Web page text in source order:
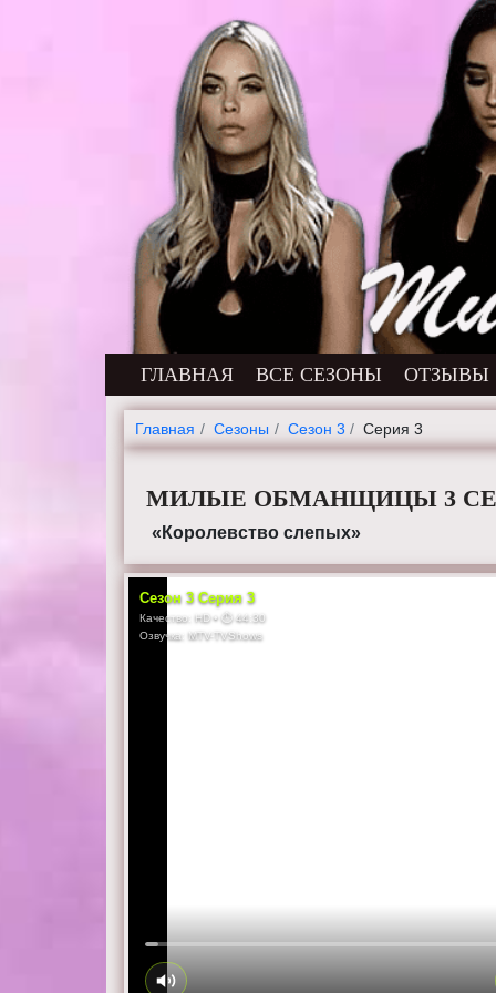
ГЛАВНАЯ ВСЕ СЕЗОНЫ ОТЗЫВЫ
Главная Cезоны Сезон 3 Серия 3
МИЛЫЕ ОБМАНЩИЦЫ 3
«Королевство слепых»
Сезон3 Серия3
Качество:HD• ⏱ 44:30
Озвучка:MTV-TVShows